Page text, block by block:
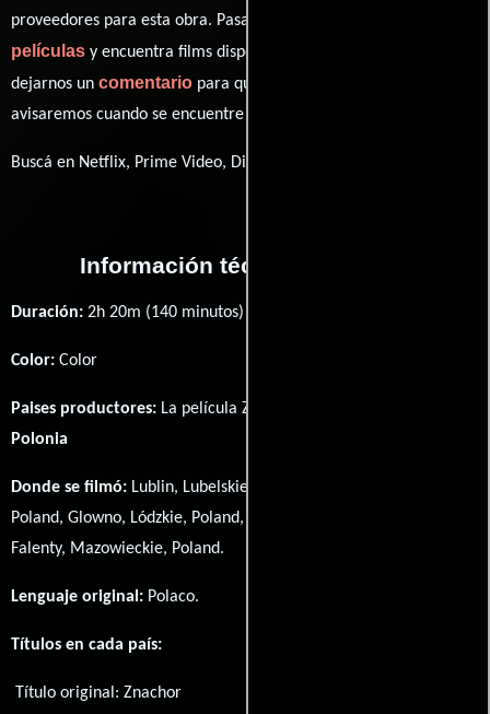
proveedores para esta obra. Pasa por nuestro catálogo de
películas y encuentra films disponibles. También puedes
dejarnos un comentario para que le demos prioridad y te
avisaremos cuando se encuentre disponible
Buscá en Netflix, Prime Video, Disney+
Información técnica y general
Duración: 2h 20m (140 minutos) .
Color: Color
Paises productores: La película Znachor fué producida en
Polonia
Donde se filmó: Lublin, Lubelskie, Poland, Zgierz, Lódzkie,
Poland, Glowno, Lódzkie, Poland, Nieborów, Lódzkie, Poland y
Falenty, Mazowieckie, Poland.
Lenguaje original: Polaco.
Títulos en cada país:
Título original:Znachor